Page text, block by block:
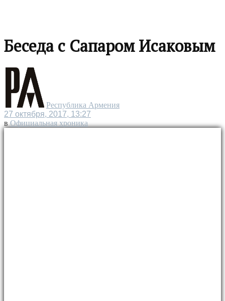
Беседа с Сапаром Исаковым
Республика Армения
27 октября, 2017, 13:27
в Официальная хроника